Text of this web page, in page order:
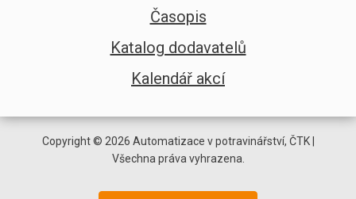
Časopis
Katalog dodavatelů
Kalendář akcí
Copyright © 2026 Automatizace v potravinářství, ČTK |
Všechna práva vyhrazena.